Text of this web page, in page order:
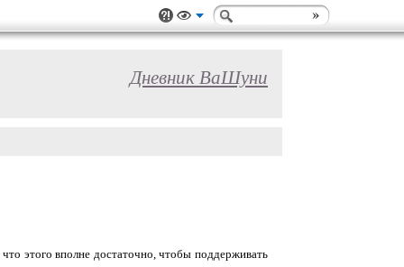
Дневник ВаШуни
этого вполне достаточно, чтобы поддерживать